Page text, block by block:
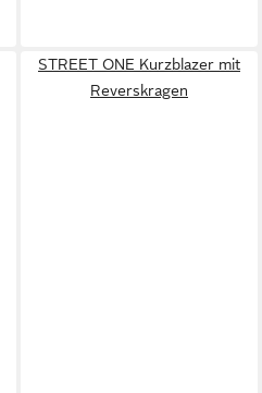
STREET ONE Kurzblazer mit
Reverskragen